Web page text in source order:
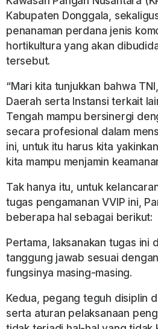
Kabupaten Donggala,
penanaman perdana jenis
hortikultura yang akan
tersebut.
“Mari kita tunjukkan bahwa
Daerah serta Instansi terkait
Tengah mampu bersinergi
secara profesional dalam
ini, untuk itu harus kita
kita mampu menjamin
Tak hanya itu, untuk
tugas pengamanan VVIP ini,
beberapa hal sebagai berikut:
Pertama, laksanakan tugas ini
tanggung jawab sesuai
fungsinya masing-masing.
Kedua, pegang teguh disiplin
serta aturan pelaksanaan